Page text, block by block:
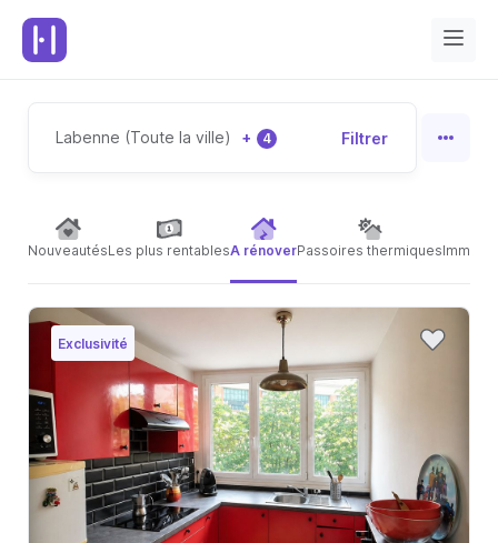
Labenne (Toute la ville) + 4 Filtrer
NouveautésLes plus rentablesA rénoverPassoires thermiques
Exclusivité